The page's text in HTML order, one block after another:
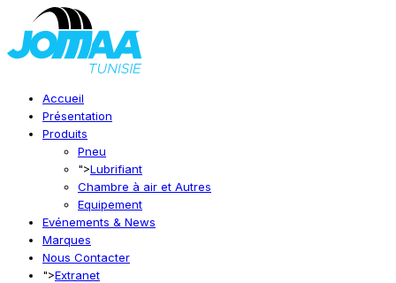
Accueil
Présentation
Produits
Pneu
">Lubrifiant
Chambre à air et Autres
Equipement
Evénements & News
Marques
Nous Contacter
">Extranet